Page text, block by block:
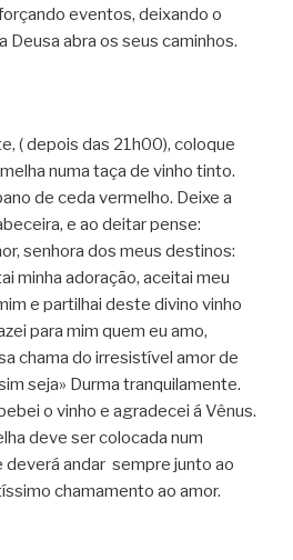
eventos, deixando o
Deusa abra os seus caminhos.
( depois das 21h00), coloque
numa taça de vinho tinto.
de ceda vermelho. Deixe a
e ao deitar pense:
senhora dos meus destinos:
minha adoração, aceitai meu
e partilhai deste divino vinho
para mim quem eu amo,
chama do irresistível amor de
seja» Durma tranquilamente.
o vinho e agradecei á Vênus.
deve ser colocada num
deverá andar sempre junto ao
chamamento ao amor.